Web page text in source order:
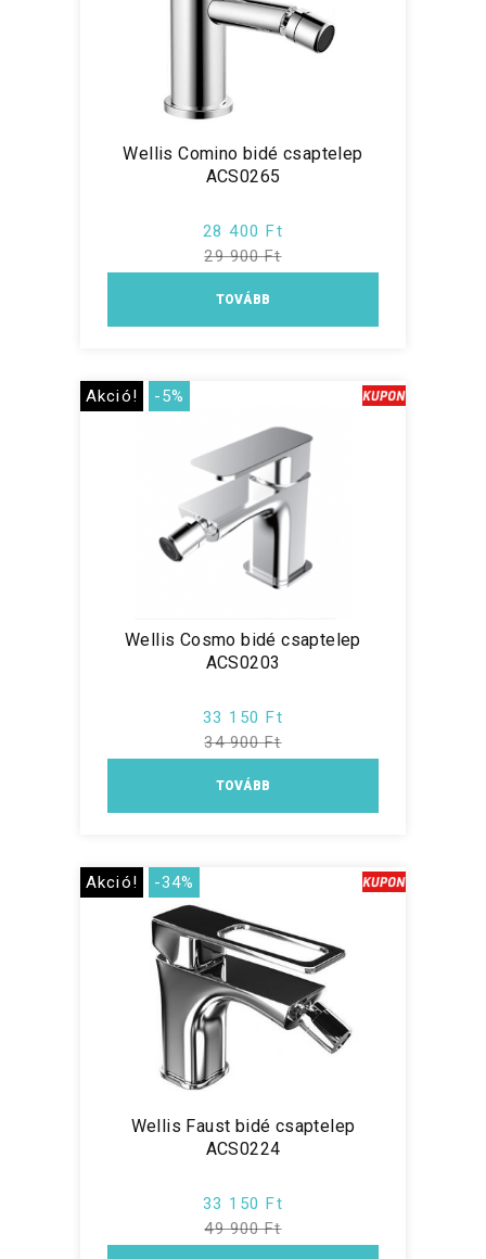
Wellis Comino bidé csaptelep
ACS0265
28 400 Ft
29 900 Ft
TOVÁBB
Akció! -5%
Wellis Cosmo bidé csaptelep
ACS0203
33 150 Ft
34 900 Ft
TOVÁBB
Akció! -34%
Wellis Faust bidé csaptelep
ACS0224
33 150 Ft
49 900 Ft